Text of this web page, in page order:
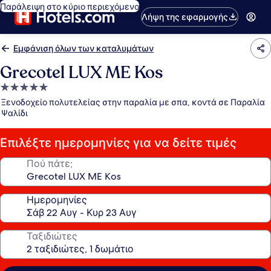
Παράλειψη στο κύριο περιεχόμενο
Λήψη της εφαρμογής
Εμφάνιση όλων των καταλυμάτων
Grecotel LUX ME Kos
Κατάλυμα
με
5.0
αστέρια
Ξενοδοχείο πολυτελείας στην παραλία με σπα, κοντά σε Παραλία
Ψαλίδι
Επιλέξτε ημερομηνίες για να δείτε τιμές
Πού πάτε;
Ημερομηνίες
Ταξιδιώτες